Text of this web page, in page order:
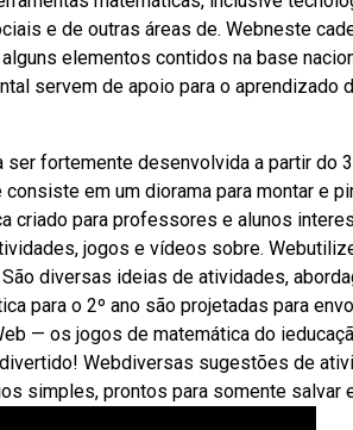
e de outras áreas de. Webneste
elementos contidos na base
servem de apoio para o aprendizado
fortemente desenvolvida a partir do
em um diorama para montar e
criado para professores e alunos
jogos e vídeos sobre.
diversas ideias de atividades,
para o 2º ano são projetadas para
— os jogos de matemática do
Webdiversas sugestões de
simples, prontos para somente salvar